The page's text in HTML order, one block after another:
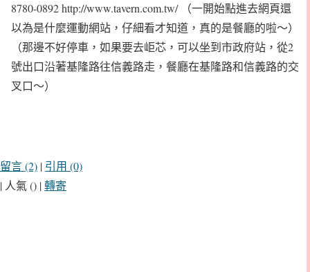
8780-0892 http://www.tavern.com.tw/ （一開始點進去網頁還
以為是什麼運動網站，仔細看才知道，真的是餐廳的啦～）
（那邊不好停車，如果要去岠芯，可以坐到市政府站，從2
號出口沿著基隆路往信義路走，餐廳在基隆路和信義路的交
叉口～）
留言 (2) | 引用 (0)
| 人氣 () |轉寄